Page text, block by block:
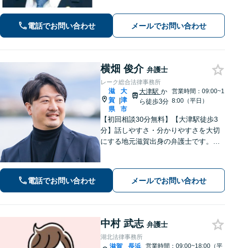
求など幅広く対応【オンライン面談】
【彦根駅7分】
電話でお問い合わせ メールでお問い合わせ
横畑 俊介 弁護士
レーク総合法律事務所
滋
賀
県
|
大
津
市
大津駅 か
ら徒歩3分
営業時間：09:00~1
8:00（平日）
【初回相談30分無料】【大津駅徒歩3
分】話しやすさ・分かりやすさを大切
にする地元滋賀出身の弁護士です。離
ます。一人で抱え込まず、まずはお気
軽にご相談ください。
電話でお問い合わせ メールでお問い合わせ
中村 武志 弁護士
湖北法律事務所
滋賀
長浜
営業時間：09:00~18:00（平